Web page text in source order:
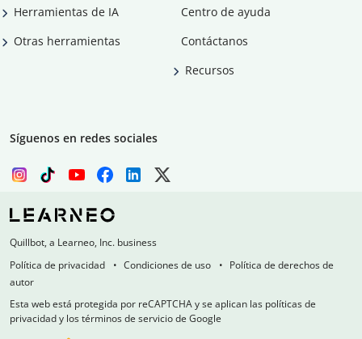
Herramientas de IA
Otras herramientas
Centro de ayuda
Contáctanos
Recursos
Síguenos en redes sociales
Quillbot, a Learneo, Inc. business
Política de privacidad
Condiciones de uso
Política de derechos de
autor
Esta web está protegida por reCAPTCHA y se aplican las políticas de
privacidad y los términos de servicio de Google